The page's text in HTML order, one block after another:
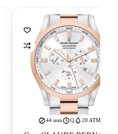
44 mm Q 20 ATM